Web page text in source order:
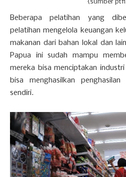
{sumber
Beberapa pelatihan yang
pelatihan mengelola keuangan
makanan dari bahan lokal dan
Papua ini sudah mampu
mereka bisa menciptakan
bisa menghasilkan
sendiri.